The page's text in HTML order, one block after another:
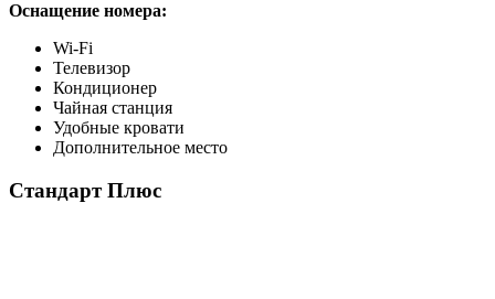
Оснащение номера:
Wi-Fi
Телевизор
Кондиционер
Чайная станция
Удобные кровати
Дополнительное место
Стандарт Плюс